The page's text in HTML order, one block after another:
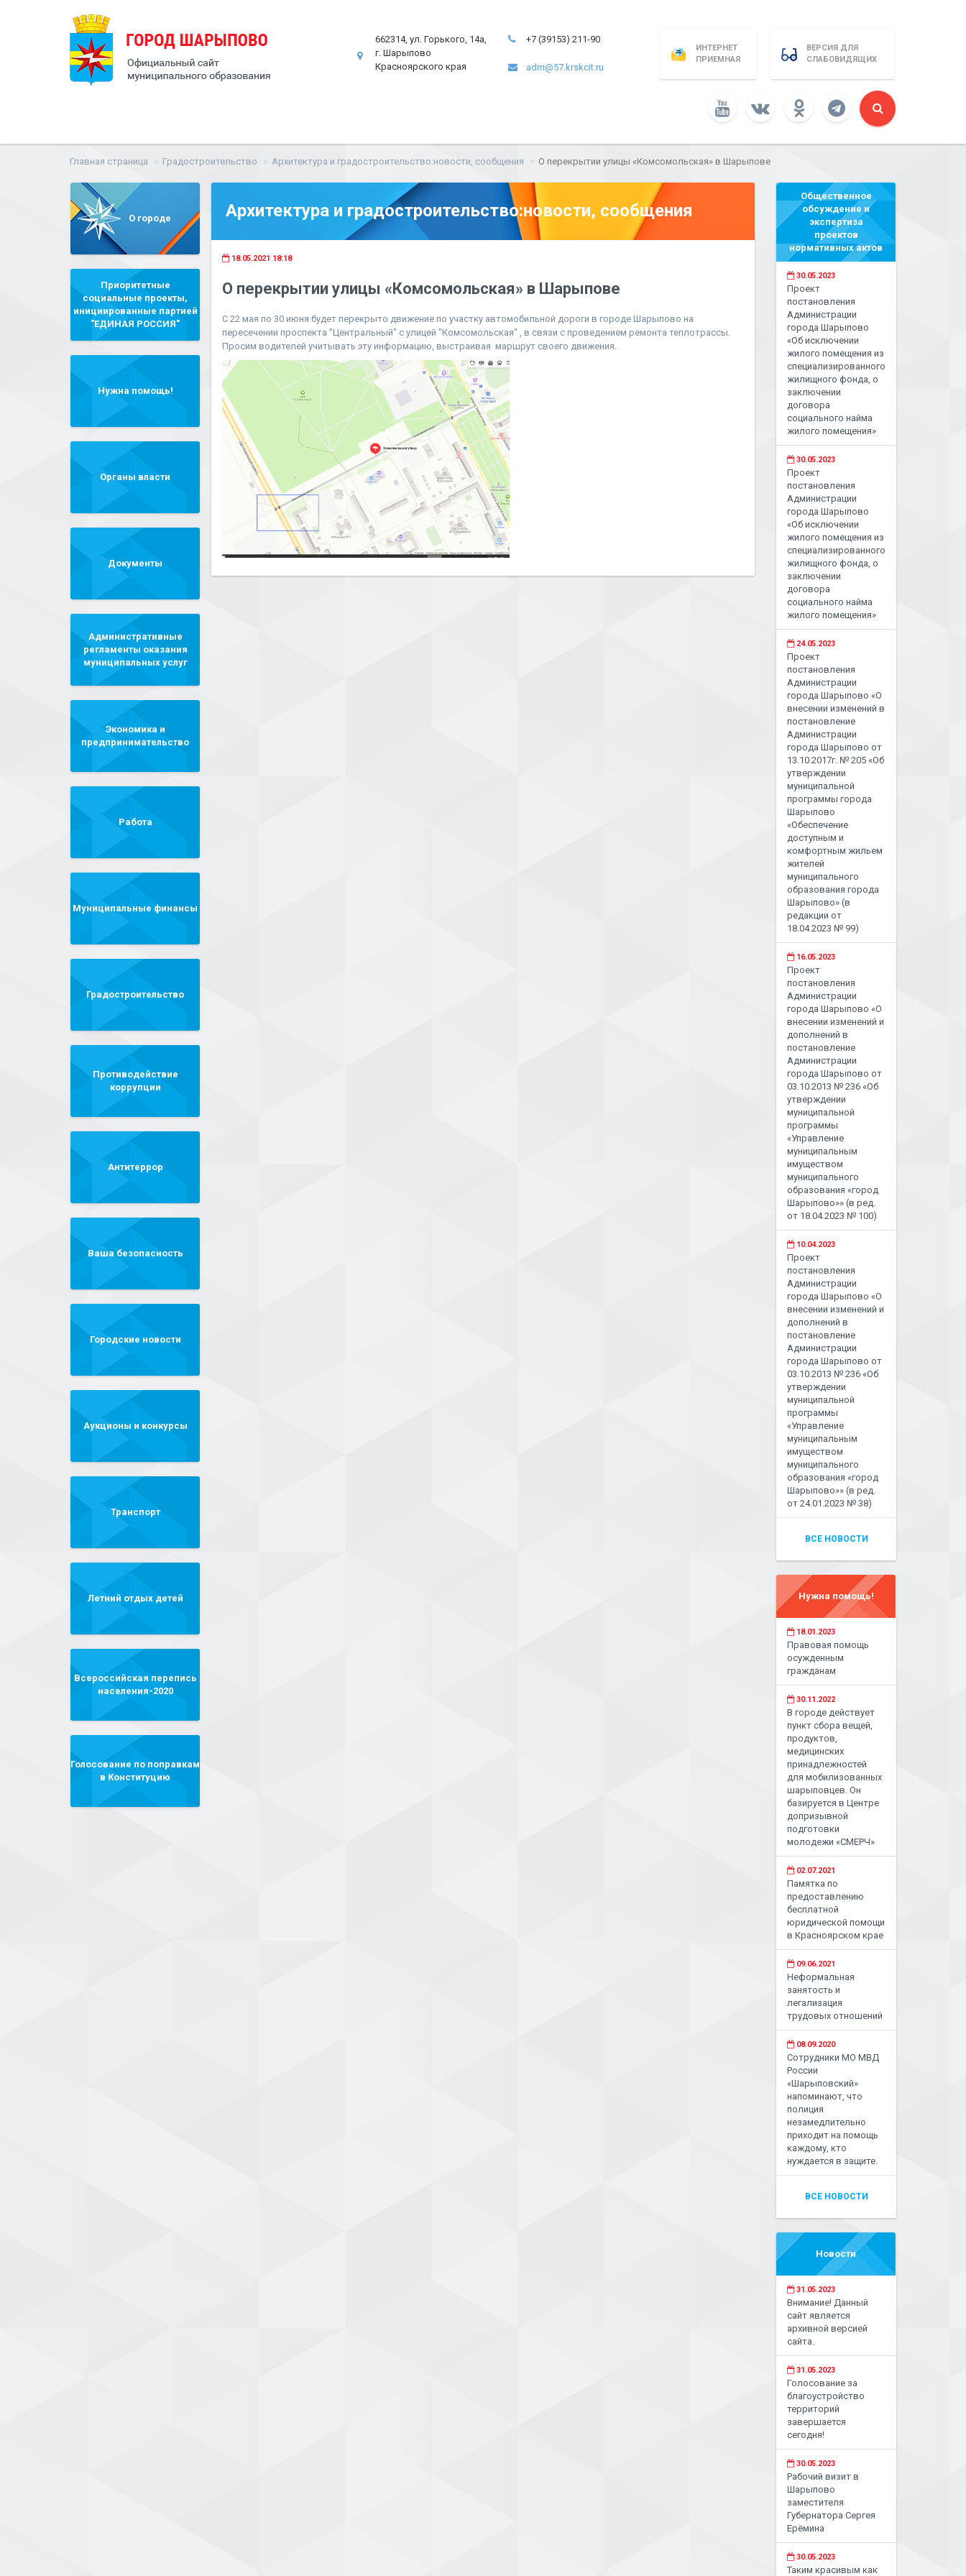
662314, ул. Горького, 14а,
г. Шарыпово
Красноярского края
+7 (39153) 211-90
adm@57.krskcit.ru
ИНТЕРНЕТ
ПРИЕМНАЯ
ВЕРСИЯ ДЛЯ
СЛАБОВИДЯЩИХ
Главная страница Градостроительство Архитектура и градостроительство:новости, сообщения О перекрытии улицы «Комсомольская» в Шарыпове
О городе
Приоритетные
социальные проекты,
инициированные партией
"ЕДИНАЯ РОССИЯ"
Нужна помощь!
Органы власти
Документы
Административные
регламенты оказания
муниципальных услуг
Экономика и
предпринимательство
Работа
Муниципальные финансы
Градостроительство
Противодействие
коррупции
Антитеррор
Ваша безопасность
Городские новости
Аукционы и конкурсы
Транспорт
Летний отдых детей
Всероссийская перепись
населения-2020
Голосование по поправкам
в Конституцию
Архитектура и градостроительство:новости, сообщения
18.05.2021 18:18
О перекрытии улицы «Комсомольская» в Шарыпове
С 22 мая по 30 июня будет перекрыто движение по участку автомобильной дороги в городе Шарыпово на
пересечении проспекта "Центральный" с улицей "Комсомольская" , в связи с проведением ремонта теплотрассы.
Просим водителей учитывать эту информацию, выстраивая маршрут своего движения.
Общественное
обсуждение и
экспертиза
проектов
нормативных актов
30.05.2023
Проект
постановления
Администрации
города Шарыпово
«Об исключении
жилого помещения из
специализированного
жилищного фонда, о
заключении
договора
социального найма
жилого помещения»
30.05.2023
Проект
постановления
Администрации
города Шарыпово
«Об исключении
жилого помещения из
специализированного
жилищного фонда, о
заключении
договора
социального найма
жилого помещения»
24.05.2023
Проект
постановления
Администрации
города Шарыпово «О
внесении изменений в
постановление
Администрации
города Шарыпово от
13.10.2017г. № 205 «Об
утверждении
муниципальной
программы города
Шарыпово
«Обеспечение
доступным и
комфортным жильем
жителей
муниципального
образования города
Шарыпово» (в
редакции от
18.04.2023 № 99)
16.05.2023
Проект
постановления
Администрации
города Шарыпово «О
внесении изменений и
дополнений в
постановление
Администрации
города Шарыпово от
03.10.2013 № 236 «Об
утверждении
муниципальной
программы
«Управление
муниципальным
имуществом
муниципального
образования «город
Шарыпово»» (в ред.
от 18.04.2023 № 100)
10.04.2023
Проект
постановления
Администрации
города Шарыпово «О
внесении изменений и
дополнений в
постановление
Администрации
города Шарыпово от
03.10.2013 № 236 «Об
утверждении
муниципальной
программы
«Управление
муниципальным
имуществом
муниципального
образования «город
Шарыпово»» (в ред.
от 24.01.2023 № 38)
ВСЕ НОВОСТИ
Нужна помощь!
18.01.2023
Правовая помощь
осужденным
гражданам
30.11.2022
В городе действует
пункт сбора вещей,
продуктов,
медицинских
принадлежностей
для мобилизованных
шарыповцев. Он
базируется в Центре
допризывной
подготовки
молодежи «СМЕРЧ»
02.07.2021
Памятка по
предоставлению
бесплатной
юридической помощи
в Красноярском крае
09.06.2021
Неформальная
занятость и
легализация
трудовых отношений
08.09.2020
Сотрудники МО МВД
России
«Шарыповский»
напоминают, что
полиция
незамедлительно
приходит на помощь
каждому, кто
нуждается в защите.
ВСЕ НОВОСТИ
Новости
31.05.2023
Внимание! Данный
сайт является
архивной версией
сайта.
31.05.2023
Голосование за
благоустройство
территорий
завершается
сегодня!
30.05.2023
Рабочий визит в
Шарыпово
заместителя
Губернатора Сергея
Ерёмина
30.05.2023
Таким красивым как